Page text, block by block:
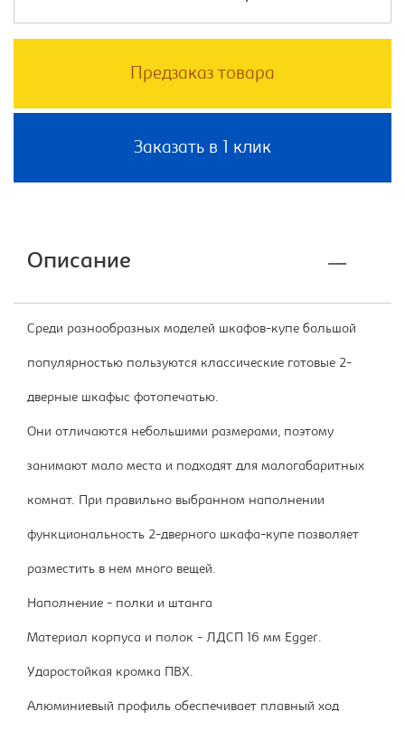
Предзаказ товара
Заказать в 1 клик
Описание
Среди разнообразных моделей шкафов-купе большой
популярностью пользуются классические готовые 2-
дверные шкафыс фотопечатью.
Они отличаются небольшими размерами, поэтому
занимают мало места и подходят для малогабаритных
комнат. При правильно выбранном наполнении
функциональность 2-дверного шкафа-купе позволяет
разместить в нем много вещей.
Наполнение - полки и штанга
Материал корпуса и полок - ЛДСП 16 мм Egger.
Ударостойкая кромка ПВХ.
Алюминиевый профиль обеспечивает плавный ход